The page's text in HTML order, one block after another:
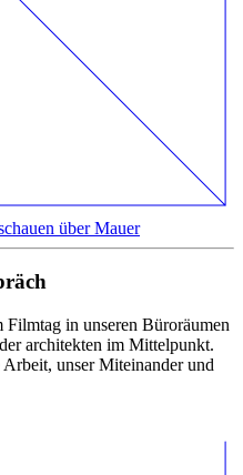
in unseren Büroräumen
architekten im Mittelpunkt.
unser Miteinander und